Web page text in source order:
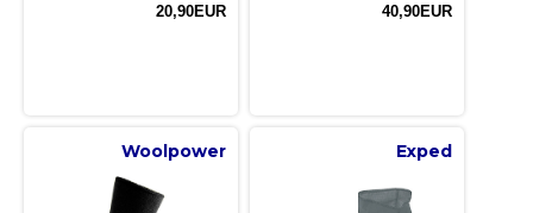
20,90EUR 40,90EUR
Woolpower Exped